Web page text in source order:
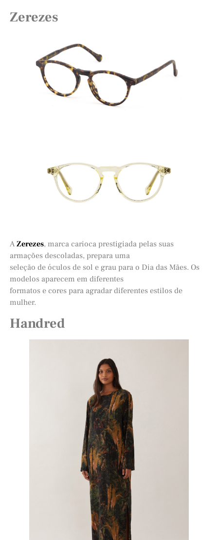
Zerezes
A Zerezes, marca carioca prestigiada pelas suas
armações descoladas, prepara uma
seleção de óculos de sol e grau para o Dia das Mães. Os
modelos aparecem em diferentes
formatos e cores para agradar diferentes estilos de
mulher.
Handred